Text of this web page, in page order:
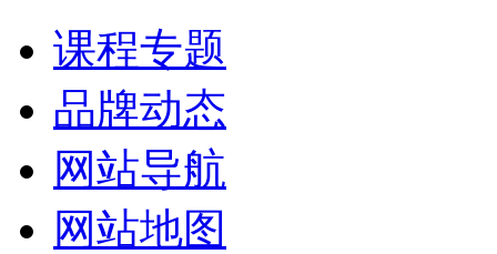
课程专题
品牌动态
网站导航
网站地图